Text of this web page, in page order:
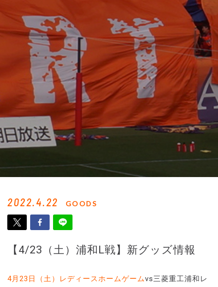
2022.4.22 GOODS
【4/23（土）浦和L戦】新グッズ情報
4月23日（土）レディースホームゲームvs三菱重工浦和レ